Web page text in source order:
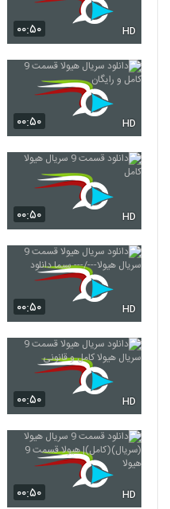
۰۰:۵۰ HD
۰۰:۵۰ HD
۰۰:۵۰ HD
۰۰:۵۰ HD
۰۰:۵۰ HD
۰۰:۵۰ HD